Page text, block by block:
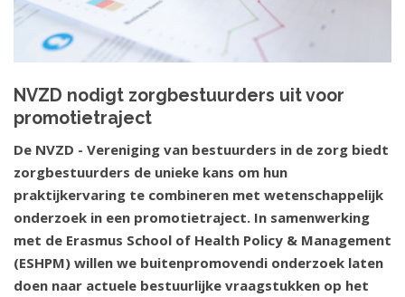
NVZD nodigt zorgbestuurders uit voor
promotietraject
De NVZD - Vereniging van bestuurders in de zorg biedt
zorgbestuurders de unieke kans om hun
praktijkervaring te combineren met wetenschappelijk
onderzoek in een promotietraject. In samenwerking
met de Erasmus School of Health Policy & Management
(ESHPM) willen we buitenpromovendi onderzoek laten
doen naar actuele bestuurlijke vraagstukken op het